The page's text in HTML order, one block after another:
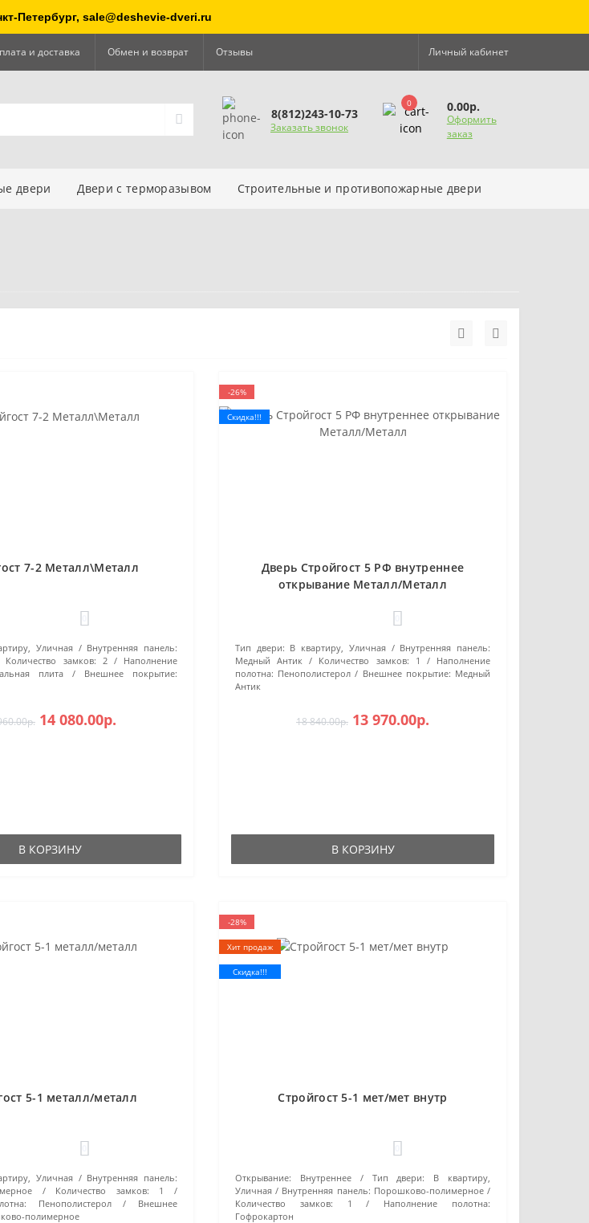
Петербург, sale@deshevie-dveri.ru
и доставка Обмен и возврат Отзывы Личный кабинет
8(812)243-10-73
Заказать звонок
0 0.00р.
Оформить
заказ
двери Двери с терморазывом Строительные и противопожарные двери
7-2 Металл\Металл
Уличная
Внутренняя панель:
Количество замков: 2
Наполнение
плита
Внешнее покрытие:
14 080.00р.
В КОРЗИНУ
-26%
Скидка!!!
Дверь Стройгост 5 РФ внутреннее
открывание Металл/Металл
Тип двери: В квартиру, Уличная
Внутренняя панель:
Медный Антик
Количество замков: 1
Наполнение
полотна: Пенополистерол Внешнее покрытие: Медный
Антик
18 840.00р. 13 970.00р.
В КОРЗИНУ
5-1 металл/металл
Уличная
Внутренняя панель:
Количество замков:
1
Пенополистерол
Внешнее
полимерное
-28%
Хит продаж
Скидка!!!
Стройгост 5-1 мет/мет внутр
Открывание: Внутреннее Тип двери:
В квартиру,
Уличная
Внутренняя панель: Порошково-полимерное
Количество замков:
1
Наполнение полотна:
Гофрокартон